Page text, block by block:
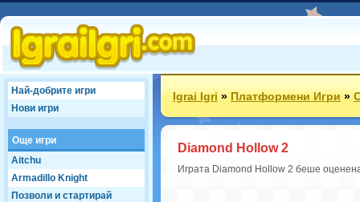
Най-добрите игри
Нови игри
Още игри
Aitchu
Armadillo Knight
Позволи и стартирай
Igrai Igri»Платформени Игри»
Diamond Hollow 2
Играта Diamond Hollow 2 беше